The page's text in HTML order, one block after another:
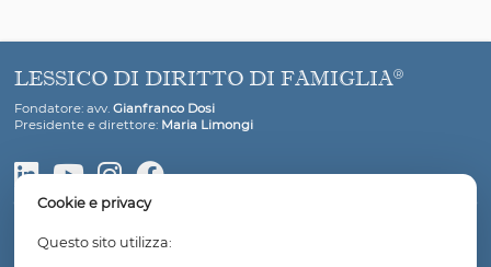
periodicamente. Gli utenti saranno informati di
consiglia di consultare regolarmente la
per rimanere aggiornati.